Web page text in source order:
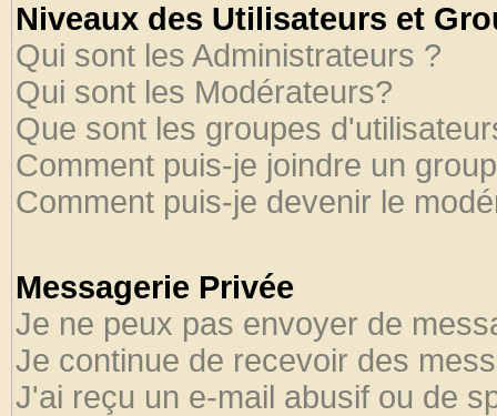
Niveaux des Utilisateurs et
Qui sont les Administrateurs ?
Qui sont les Modérateurs?
Que sont les groupes
Comment puis-je joindre un
Comment puis-je devenir le
Messagerie Privée
Je ne peux pas envoyer de
Je continue de recevoir des
J'ai reçu un e-mail abusif ou de